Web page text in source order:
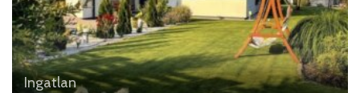
Ingatlan